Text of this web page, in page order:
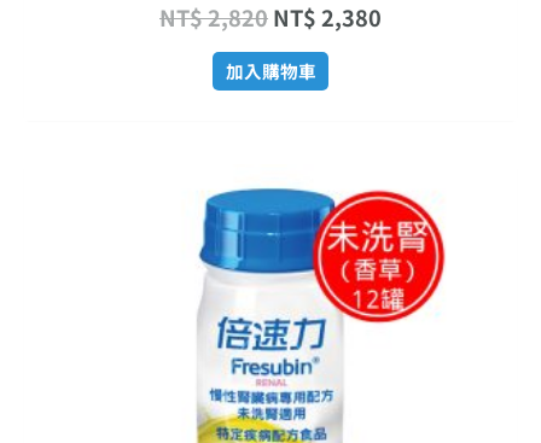
NT$2,820NT$2,380
加入購物車
價
格：
NT$ 1,440。
前
價
格：
NT$ 1,300。